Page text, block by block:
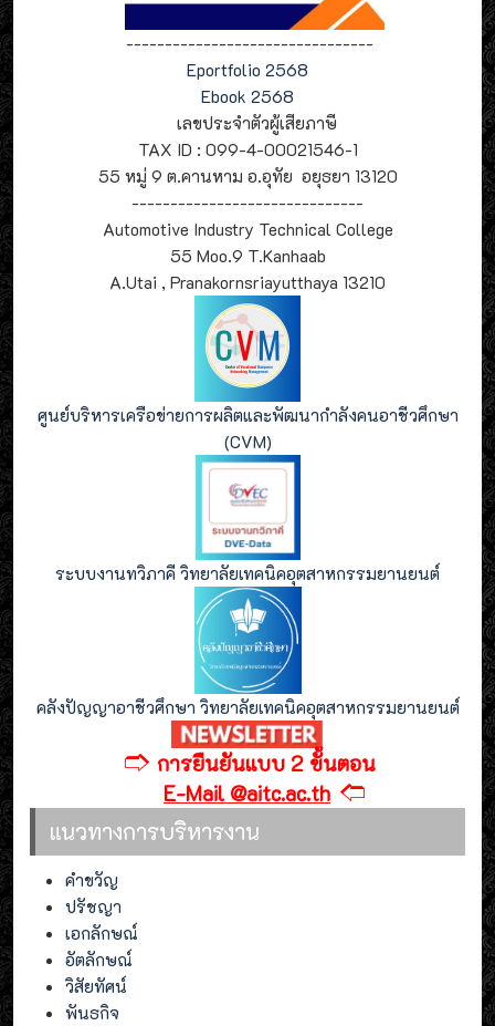
--------------------------------
Eportfolio 2568
Ebook 2568
เลขประจำตัวผู้เสียภาษี
TAX ID : 099-4-00021546-1
55 หมู่ 9 ต.คานหาม อ.อุทัย อยุธยา 13120
------------------------------
Automotive Industry Technical College
55 Moo.9 T.Kanhaab
A.Utai , Pranakornsriayutthaya 13210
ศูนย์บริหารเครือข่ายการผลิตและพัฒนากำลังคนอาชีวศึกษา
(CVM)
ระบบงานทวิภาคี วิทยาลัยเทคนิคอุตสาหกรรมยานยนต์
คลังปัญญาอาชีวศึกษา วิทยาลัยเทคนิคอุตสาหกรรมยานยนต์
🢣 การยืนยันแบบ 2 ขั้นตอน
E-Mail @aitc.ac.th 🢢
แนวทางการบริหารงาน
คำขวัญ
ปรัชญา
เอกลักษณ์
อัตลักษณ์
วิสัยทัศน์
พันธกิจ